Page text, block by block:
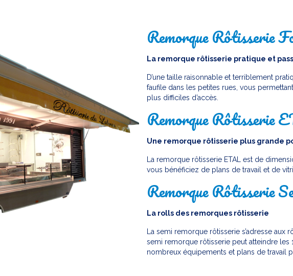
Remorque Rôtisserie
La remorque rôtisserie pratique et
D’une taille raisonnable et terriblement
faufile dans les petites rues, vous
plus difficiles d’accès.
Remorque Rôtisserie
Une remorque rôtisserie plus grande
La remorque rôtisserie ETAL est de
vous bénéficiez de plans de travail et de
Remorque Rôtisserie
La rolls des remorques rôtisserie
La semi remorque rôtisserie s’adresse
semi remorque rôtisserie peut atteindre
nombreux équipements et plans de travail